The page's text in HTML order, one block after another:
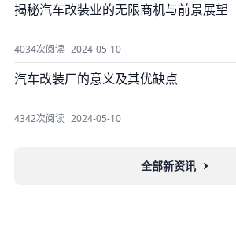
揭秘汽车改装业的无限商机与前景展望
4034次阅读 2024-05-10
汽车改装厂的意义及其优缺点
4342次阅读 2024-05-10
全部新资讯